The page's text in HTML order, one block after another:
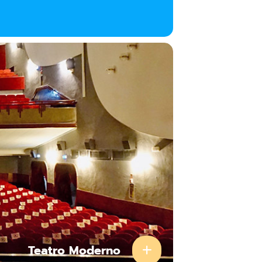
Teatro Moderno